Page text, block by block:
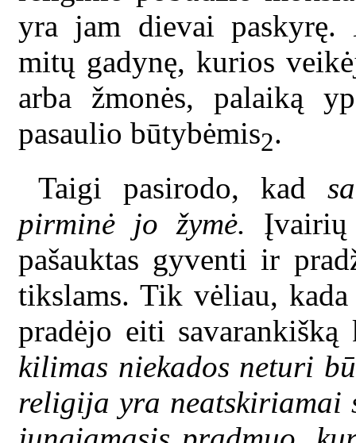
yra jam dievai paskyrę.
mitų gadynę, kurios
arba žmonės, palaiką
pasaulio būtybėmis2.
Taigi pasirodo, kad
pirminė jo žymė.
pašauktas gyventi ir
tikslams. Tik vėliau,
pradėjo eiti savarankišką
kilimas niekados neturi
religija yra neatskiriamai